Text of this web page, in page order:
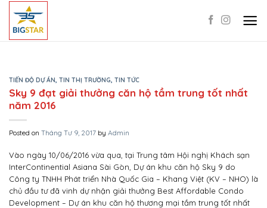
content
TIẾN ĐỘ DỰ ÁN, TIN THỊ TRƯỜNG, TIN TỨC
Sky 9 đạt giải thưởng căn hộ tầm trung tốt nhất
năm 2016
Posted on Tháng Tư 9, 2017 by Admin
Vào ngày 10/06/2016 vừa qua, tại Trung tâm Hội nghị Khách sạn
InterContinential Asiana Sài Gòn, Dự án khu căn hộ Sky 9 do
Công ty TNHH Phát triển Nhà Quốc Gia – Khang Việt (KV – NHO) là
chủ đầu tư đã vinh dự nhận giải thưởng Best Affordable Condo
Development – Dự án khu căn hộ thương mại tầm trung tốt nhất